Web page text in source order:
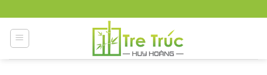
to
content